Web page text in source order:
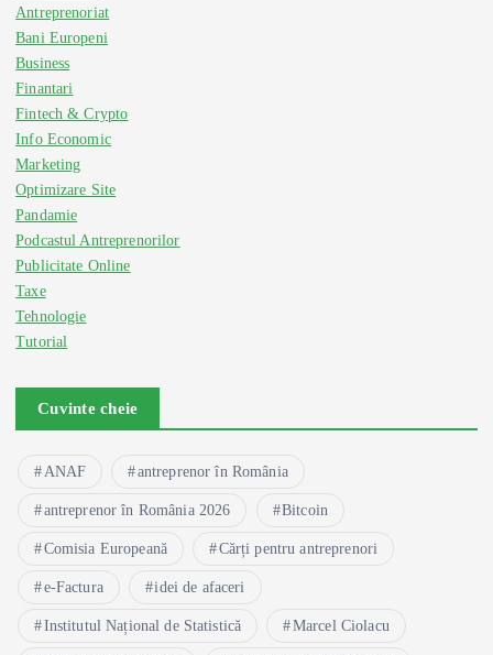
Antreprenoriat
Bani Europeni
Business
Finantari
Fintech & Crypto
Info Economic
Marketing
Optimizare Site
Pandamie
Podcastul Antreprenorilor
Publicitate Online
Taxe
Tehnologie
Tutorial
Cuvinte cheie
ANAF antreprenor în România
antreprenor în România 2026 Bitcoin
Comisia Europeană Cărți pentru antreprenori
e-Factura idei de afaceri
Institutul Național de Statistică Marcel Ciolacu